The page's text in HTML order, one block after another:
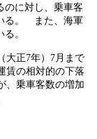
のに対し、乗車客
る。 また、海軍
。
大正7年）7月まで
賃の相対的の下落
、乗車客数の増加